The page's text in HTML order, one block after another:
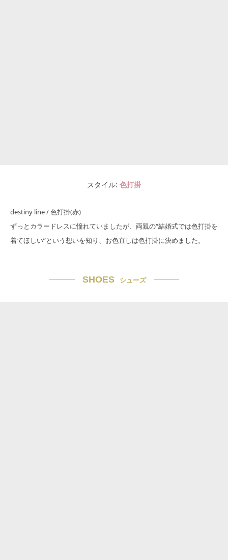
スタイル 色打掛
destiny line / 色打掛(赤)
ずっとカラードレスに憧れていましたが、両親の“結婚式では色打掛を
着てほしい”という想いを知り、お色直しは色打掛に決めました。
SHOES シューズ